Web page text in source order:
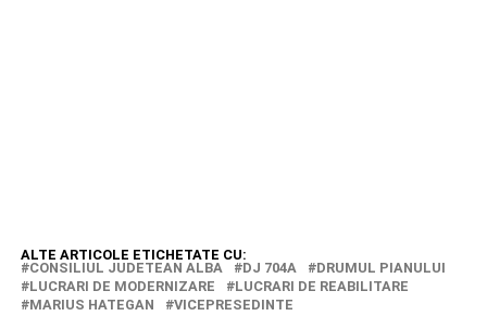
ALTE ARTICOLE ETICHETATE CU:
CONSILIUL JUDETEAN ALBA
DJ 704A
DRUMUL PIANULUI
LUCRARI DE MODERNIZARE
LUCRARI DE REABILITARE
MARIUS HATEGAN
VICEPRESEDINTE